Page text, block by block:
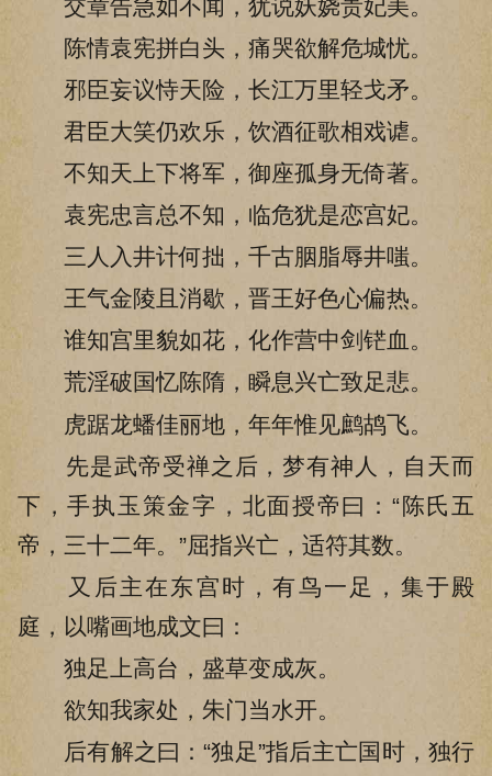
交章告急如不闻，犹说妖娆贵妃美。
陈情袁宪拼白头，痛哭欲解危城忧。
邪臣妄议恃天险，长江万里轻戈矛。
君臣大笑仍欢乐，饮酒征歌相戏谑。
不知天上下将军，御座孤身无倚著。
袁宪忠言总不知，临危犹是恋宫妃。
三人入井计何拙，千古胭脂辱井嗤。
王气金陵且消歇，晋王好色心偏热。
谁知宫里貌如花，化作营中剑铓血。
荒淫破国忆陈隋，瞬息兴亡致足悲。
虎踞龙蟠佳丽地，年年惟见鹧鸪飞。
先是武帝受禅之后，梦有神人，自天而
下，手执玉策金字，北面授帝曰：“陈氏五
帝，三十二年。”屈指兴亡，适符其数。
又后主在东宫时，有鸟一足，集于殿
庭，以嘴画地成文曰：
独足上高台，盛草变成灰。
欲知我家处，朱门当水开。
后有解之曰：“独足”指后主亡国时，独行